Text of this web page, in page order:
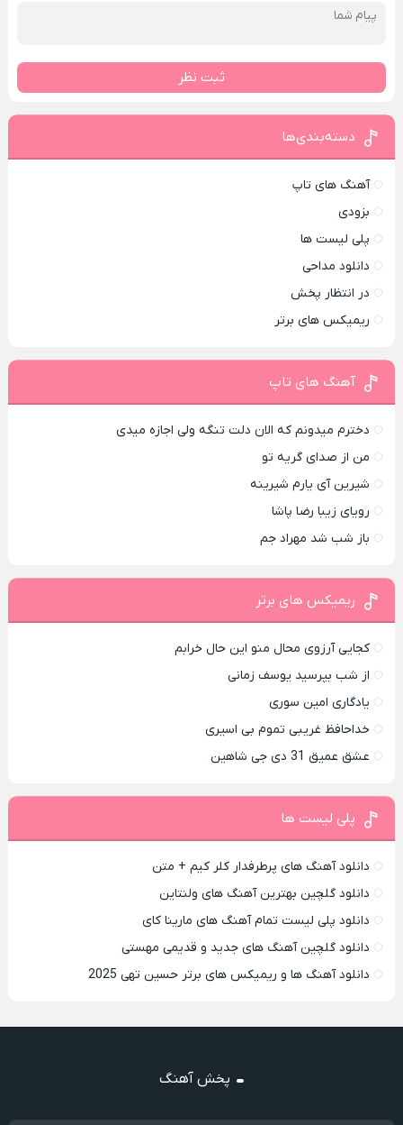
ثبت نظر
دسته‌بندی‌ها
آهنگ های تاپ
بزودی
پلی لیست ها
دانلود مداحی
در انتظار پخش
ریمیکس های برتر
آهنگ های تاپ
دخترم میدونم که الان دلت تنگه ولی اجازه میدی
من از صدای گريه تو
شیرین آی یارم شیرینه
رویای زیبا رضا پاشا
باز شب شد مهراد جم
ریمیکس های برتر
کجایی آرزوی محال منو این حال خرابم
از شب بپرسید یوسف زمانی
یادگاری امین سوری
خداحافظ غریبی تموم بی اسیری
عشق عمیق 31 دی جی شاهین
پلی لیست ها
دانلود آهنگ های پرطرفدار کلر کیم + متن
دانلود گلچین بهترین آهنگ های ولنتاین
دانلود پلی لیست تمام آهنگ های مارینا کای
دانلود گلچین آهنگ های جدید و قدیمی مهستی
دانلود آهنگ ها و ریمیکس های برتر حسین تهی 2025
پخش آهنگ